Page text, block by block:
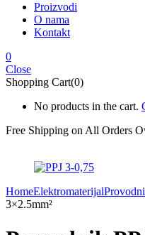
Proizvodi
O nama
Kontakt
0
Close
Shopping Cart(0)
No products in the cart.
Free Shipping on All Orders
HomeElektromaterijal
3×2.5mm²